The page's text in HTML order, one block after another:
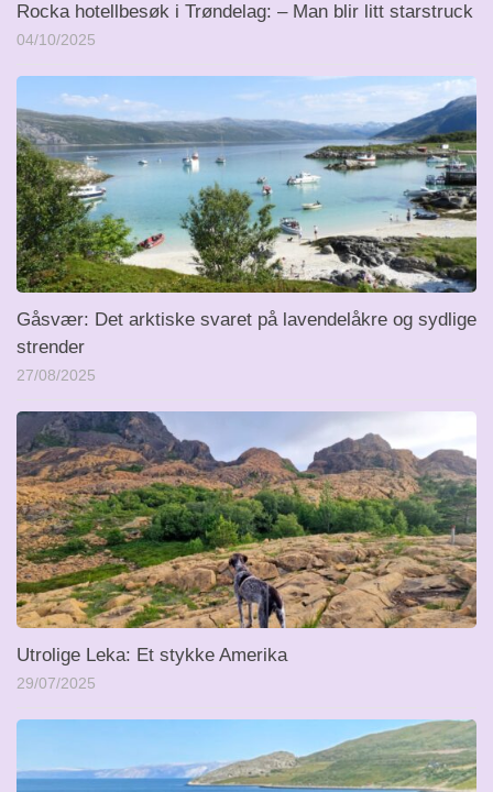
Rocka hotellbesøk i Trøndelag: – Man blir litt starstruck
04/10/2025
Gåsvær: Det arktiske svaret på lavendelåkre og sydlige
strender
27/08/2025
Utrolige Leka: Et stykke Amerika
29/07/2025